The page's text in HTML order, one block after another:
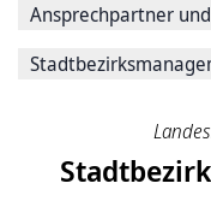
Ansprechpartner